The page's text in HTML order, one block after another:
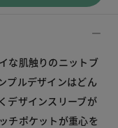
な肌触りのニットブ
プルデザインはどん
デザインスリーブが
チポケットが重心を